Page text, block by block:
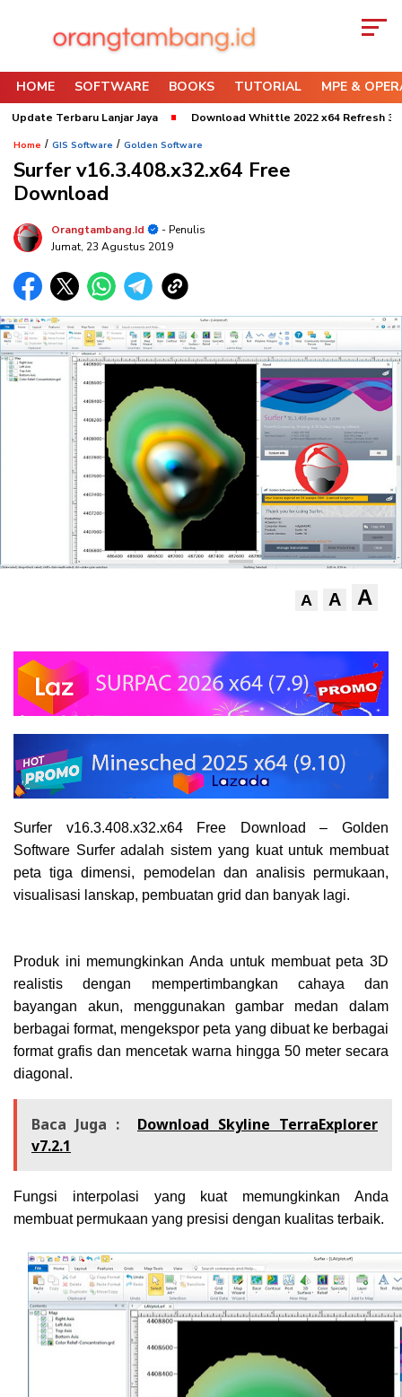
HOME SOFTWARE BOOKS TUTORIAL MPE &
Terbaru Lanjar Jaya Download Whittle 2022 x64 Refresh 3
Home / GIS Software / Golden Software
Surfer v16.3.408.x32.x64 Free
Download
Orangtambang.id
- Penulis
Jumat, 23 Agustus 2019
A A A
Surfer v16.3.408.x32.x64 Free Download – Golden
Software Surfer adalah sistem yang kuat untuk membuat
peta tiga dimensi, pemodelan dan analisis permukaan,
visualisasi lanskap, pembuatan grid dan banyak lagi.
Produk ini memungkinkan Anda untuk membuat peta 3D
realistis dengan mempertimbangkan cahaya dan
bayangan akun, menggunakan gambar medan dalam
berbagai format, mengekspor peta yang dibuat ke berbagai
format grafis dan mencetak warna hingga 50 meter secara
diagonal.
Baca Juga :
Download Skyline TerraExplorer
v7.2.1
Fungsi interpolasi yang kuat memungkinkan Anda
membuat permukaan yang presisi dengan kualitas terbaik.